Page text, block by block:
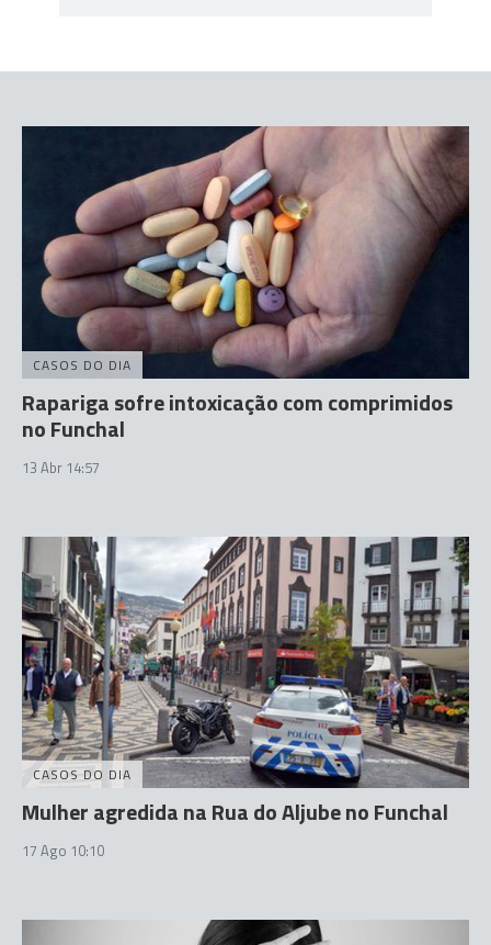
CASOS DO DIA
Rapariga sofre intoxicação com comprimidos
no Funchal
13 Abr 14:57
CASOS DO DIA
Mulher agredida na Rua do Aljube no Funchal
17 Ago 10:10